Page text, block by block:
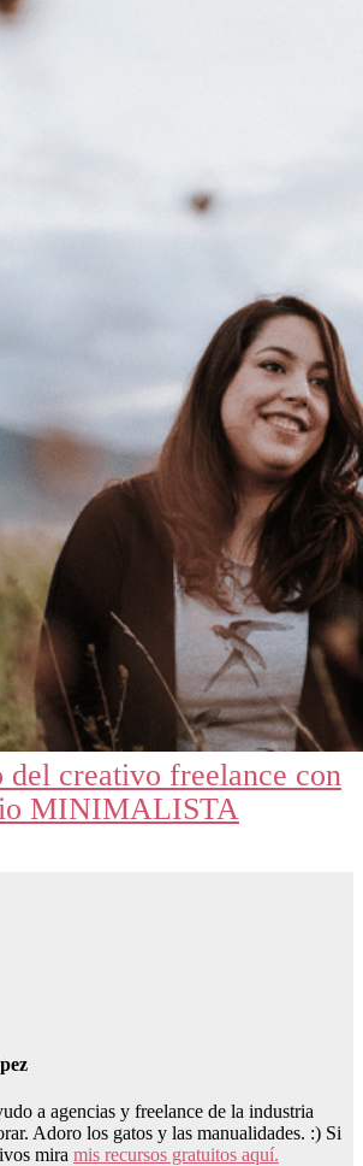
del creativo freelance con
MINIMALISTA
a agencias y freelance de la industria
Adoro los gatos y las manualidades. :) Si
mira mis recursos gratuitos aquí.